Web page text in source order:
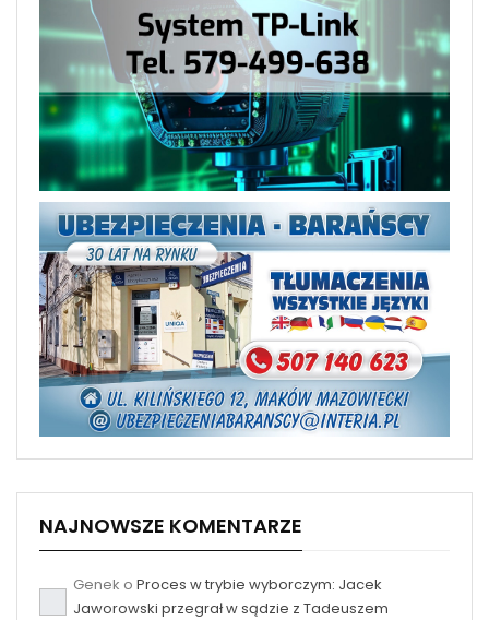
NAJNOWSZE KOMENTARZE
Genek o Proces w trybie wyborczym: Jacek
Jaworowski przegrał w sądzie z Tadeuszem